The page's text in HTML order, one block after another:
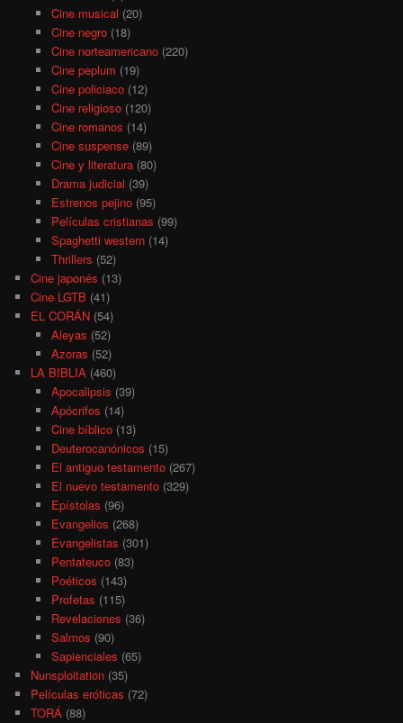
Cine musical (20)
Cine negro(18)
Cine norteamericano(220)
Cine peplum (19)
Cine policiaco(12)
Cine religioso(120)
Cine romanos (14)
Cine suspense(89)
Cine y literatura(80)
Drama judicial (39)
Estrenos pejino(95)
Películas cristianas (99)
Spaghetti western(14)
Thrillers (52)
Cine japonés (13)
Cine LGTB (41)
EL CORÁN (54)
Aleyas (52)
Azoras (52)
LA BIBLIA (460)
Apocalipsis (39)
Apócrifos (14)
Cine bíblico(13)
Deuterocanónicos (15)
El antiguo testamento(267)
El nuevo testamento(329)
Epístolas (96)
Evangelios (268)
Evangelistas (301)
Pentateuco(83)
Poéticos (143)
Profetas (115)
Revelaciones (36)
Salmos (90)
Sapienciales (65)
Nunsploitation (35)
Películas eróticas (72)
TORÁ (88)